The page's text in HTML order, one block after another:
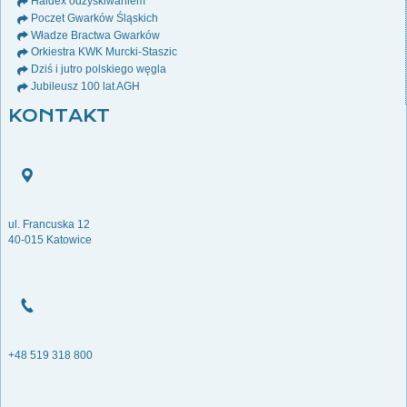
Poczet Gwarków Śląskich
Władze Bractwa Gwarków
Orkiestra KWK Murcki-Staszic
Dziś i jutro polskiego węgla
Jubileusz 100 lat AGH
KONTAKT
ul. Francuska 12
40-015 Katowice
+48 519 318 800